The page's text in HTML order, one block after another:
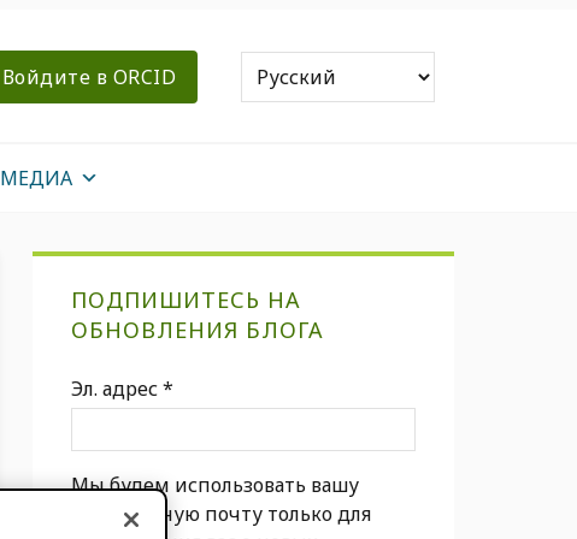
Войдите в ORCID
МЕДИА
боковая
панель
ПОДПИШИТЕСЬ НА
ОБНОВЛЕНИЯ БЛОГА
Эл. адрес*
Мы будем использовать вашу
электронную почту только для